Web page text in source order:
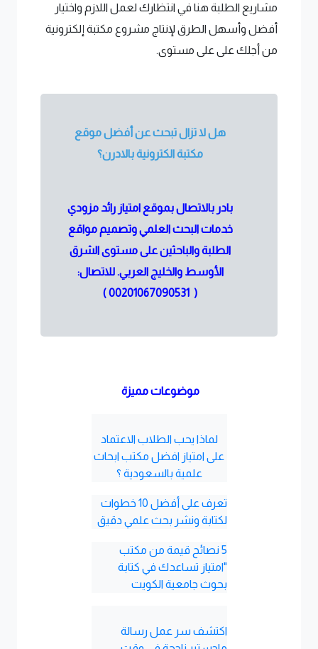
مشاريع الطلبة هنا في انتظارك لعمل اللازم واختيار
أفضل وأسهل الطرق لإنتاج مشروع مكتبة إلكترونية
من أجلك على على مستوى.
هل لا تزال تبحث عن أفضل موقع
مكتبة الكترونية بالادرن؟
بادر بالاتصال بموقع امتياز رائد مزودي
خدمات البحث العلمي وتصميم مواقع
الطلبة والباحثين على مستوى الشرق
الأوسط والخليج العربي. للاتصال:
(
00201067090531
)
موضوعات مميزة
لماذا يحب الطلاب الاعتماد
على امتياز افضل مكتب ابحاث
علمية بالسعودية ؟
تعرف على أفضل 10 خطوات
لكتابة ونشر بحث علمي دقيق
5 نصائح قيمة من مكتب
"امتياز تساعدك في كتابة
بحوث جامعية الكويت
اكتشف سر عمل رسالة